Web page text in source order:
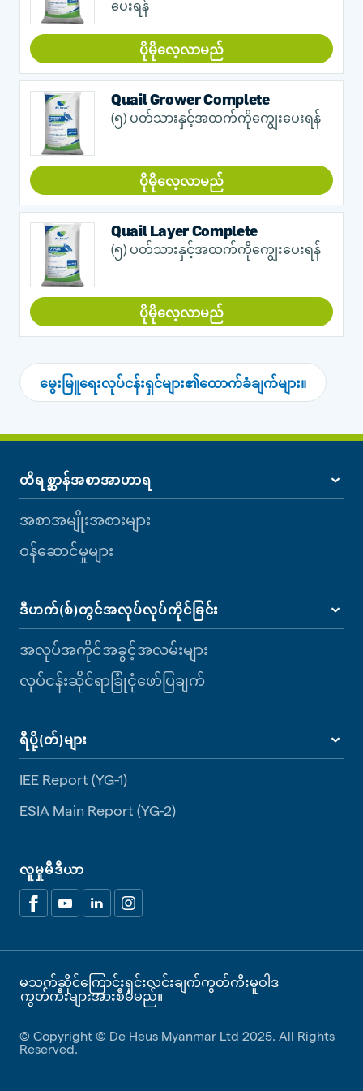
ပေးရန်
ပိုမိုလေ့လာမည်
Quail Grower Complete
(၅) ပတ်သားနှင့်အထက်ကိုကျွေးပေးရန်
ပိုမိုလေ့လာမည်
Quail Layer Complete
(၅) ပတ်သားနှင့်အထက်ကိုကျွေးပေးရန်
ပိုမိုလေ့လာမည်
မွေးမြူရေးလုပ်ငန်းရှင်များ၏ထောက်ခံချက်များ။
တိရစ္ဆာန်အစာအာဟာရ
အစာအမျိုးအစားများ
ဝန်ဆောင်မှုများ
ဒီဟက်(စ်)တွင်အလုပ်လုပ်ကိုင်ခြင်း
အလုပ်အကိုင်အခွင့်အလမ်းများ
လုပ်ငန်းဆိုင်ရာခြုံငုံဖော်ပြချက်
ရီပို့(တ်)များ
IEE Report (YG-1)
ESIA Main Report (YG-2)
လူမှုမီဒီယာ
မသက်ဆိုင်ကြောင်းရှင်းလင်းချက်ကွတ်ကီးမူဝါဒ
ကွတ်ကီးများအားစီမံမည်။
© Copyright © De Heus Myanmar Ltd 2025. All Rights
Reserved.